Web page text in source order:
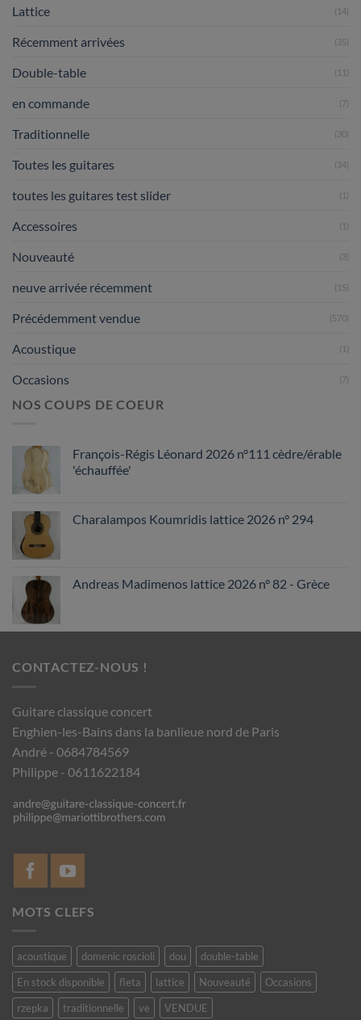
Lattice (14)
Récemment arrivées (35)
Double-table (11)
en commande (7)
Traditionnelle (30)
Toutes les guitares (34)
toutes les guitares test slider (1)
Accessoires (1)
Nouveauté (3)
neuve arrivée récemment (15)
Précédemment vendue (570)
Acoustique (1)
Occasions (7)
NOS COUPS DE COEUR
François-Régis Léonard 2026 n°111 cèdre/érable
'échauffée'
Charalampos Koumridis lattice 2026 n° 294
Andreas Madimenos lattice 2026 n° 82 - Grèce
CONTACTEZ-NOUS !
Guitare classique concert
Enghien-les-Bains dans la banlieue nord de Paris
André - 0684784569
Philippe - 0611622184
MOTS CLEFS
acoustique domenic roscioli dou
double-table
En stock disponible
fleta lattice Nouveauté
Occasions
rzepka
traditionnelle ve VENDUE